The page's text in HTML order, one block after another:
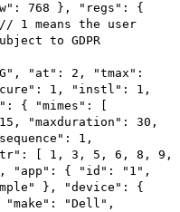
768 }, "regs": {
means the user
to GDPR
"at": 2, "tmax":
1, "instl": 1,
{ "mimes": [
"maxduration": 30,
1,
[ 1, 3, 5, 6, 8, 9,
"app": { "id": "1",
}, "device": {
"Dell",